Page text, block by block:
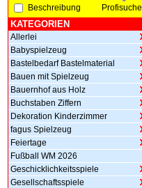
Beschreibung Profisuche
KATEGORIEN
Allerlei
Babyspielzeug
Bastelbedarf Bastelmaterial
Bauen mit Spielzeug
Bauernhof aus Holz
Buchstaben Ziffern
Dekoration Kinderzimmer
fagus Spielzeug
Feiertage
Fußball WM 2026
Geschicklichkeitsspiele
Gesellschaftsspiele